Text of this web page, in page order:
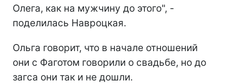
Олега, как на мужчину до этого", -
поделилась Навроцкая.
Ольга говорит, что в начале отношений
они с Фаготом говорили о свадьбе, но до
загса они так и не дошли.